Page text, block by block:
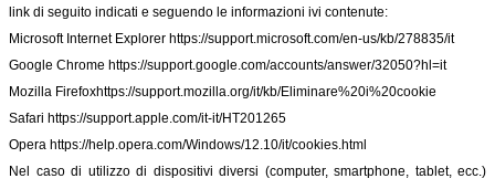
link di seguito indicati e seguendo le informazioni ivi contenute:
Microsoft Internet Explorer https://support.microsoft.com/en-us/kb/278835/it
Google Chrome https://support.google.com/accounts/answer/32050?hl=it
Mozilla Firefoxhttps://support.mozilla.org/it/kb/Eliminare%20i%20cookie
Safari https://support.apple.com/it-it/HT201265
Opera https://help.opera.com/Windows/12.10/it/cookies.html
Nel caso di utilizzo di dispositivi diversi (computer, smartphone, tablet, ecc.)